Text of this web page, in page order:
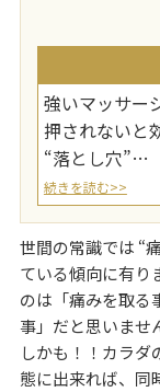
強いマッサー
押されないと
“落とし穴”…
続きを読む>>
世間の常識では “
ている傾向に有り
のは「痛みを取る
事」だと思いませ
しかも！！カラ
態に出来れば、同